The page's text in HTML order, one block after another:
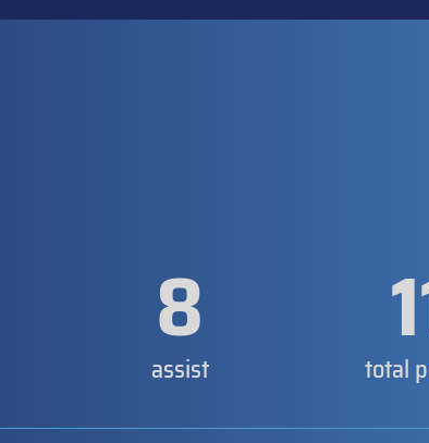
8
assist total